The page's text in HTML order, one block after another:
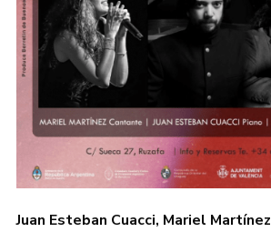
Juan Esteban Cuacci, Mariel Martínez